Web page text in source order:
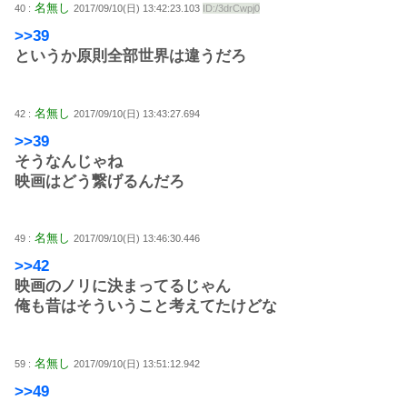
40 : 名無し 2017/09/10(日) 13:42:23.103 ID:/3drCwpj0
>>39
というか原則全部世界は違うだろ
42 : 名無し 2017/09/10(日) 13:43:27.694
>>39
そうなんじゃね
映画はどう繋げるんだろ
49 : 名無し 2017/09/10(日) 13:46:30.446
>>42
映画のノリに決まってるじゃん
俺も昔はそういうこと考えてたけどな
59 : 名無し 2017/09/10(日) 13:51:12.942
>>49